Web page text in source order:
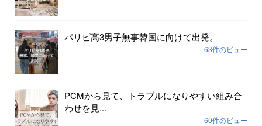
パリピ高3男子無事韓国に向けて出発。
63件のビュー
PCMから見て、トラブルになりやすい組み合
わせを見...
60件のビュー